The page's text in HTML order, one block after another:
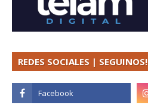
REDES SOCIALES | SEGUINOS!